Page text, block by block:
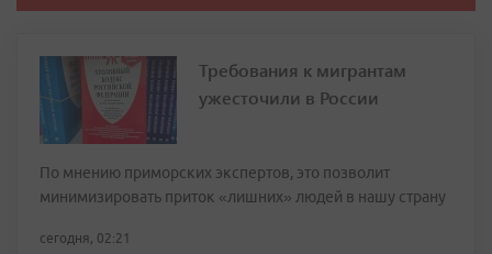
Требования к мигрантам
ужесточили в России
По мнению приморских экспертов, это позволит
минимизировать приток «лишних» людей в нашу страну
сегодня, 02:21